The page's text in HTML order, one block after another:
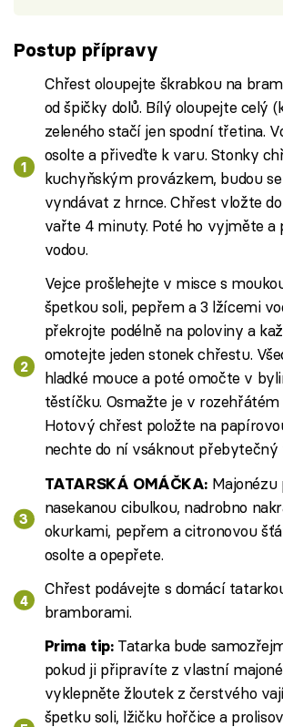
Postup přípravy
Chřest oloupejte škrabkou na
od špičky dolů. Bílý oloupejte celý
zeleného stačí jen spodní třetina.
osolte a přiveďte k varu. Stonky
kuchyňským provázkem, budou
vyndávat z hrnce. Chřest vložte
vařte 4 minuty. Poté ho vyjměte a
vodou.
Vejce prošlehejte v misce s
špetkou soli, pepřem a 3 lžícemi
překrojte podélně na poloviny a
omotejte jeden stonek chřestu.
hladké mouce a poté omočte v
těstíčku. Osmažte je v rozehřátém
Hotový chřest položte na
nechte do ní vsáknout přebytečný
TATARSKÁ OMÁČKA:
nasekanou cibulkou, nadrobno
okurkami, pepřem a citronovou
osolte a opepřete.
Chřest podávejte s domácí
bramborami.
Prima tip:Tatarka bude
pokud ji připravíte z vlastní
vyklepněte žloutek z čerstvého
špetku soli, lžičku hořčice a